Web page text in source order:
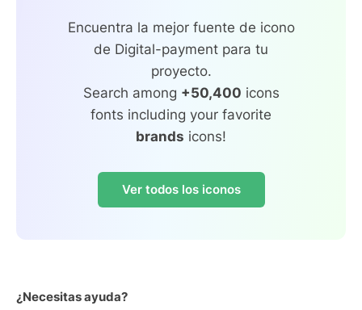
Encuentra la mejor fuente de icono
de Digital-payment para tu
proyecto.
Search among +50,400 icons
fonts including your favorite
brands icons!
Ver todos los iconos
¿Necesitas ayuda?